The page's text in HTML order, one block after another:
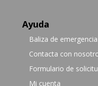
Ayuda
Baliza de
Contacta con
Formulario de
Mi cuenta